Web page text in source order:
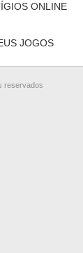
ONLINE
JOGOS
reservados